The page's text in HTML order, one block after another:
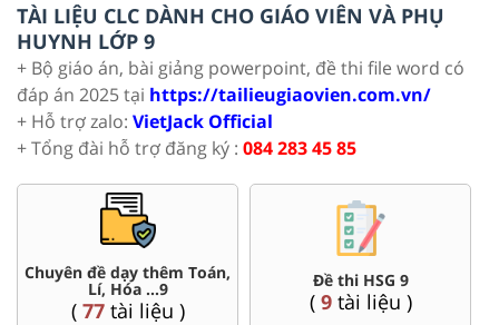
TÀI LIỆU CLC DÀNH CHO GIÁO VIÊN VÀ PHỤ
HUYNH LỚP 9
+ Bộ giáo án, bài giảng powerpoint, đề thi file word có
đáp án 2025 tại https://tailieugiaovien.com.vn/
+ Hỗ trợ zalo: VietJack Official
+ Tổng đài hỗ trợ đăng ký : 084 283 45 85
Chuyên đề dạy thêm Toán,
Lí, Hóa ...9
( 77tài liệu )
Đề thi HSG 9
( 9tài liệu )